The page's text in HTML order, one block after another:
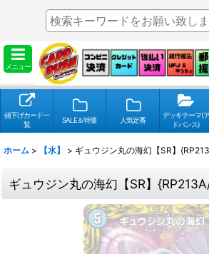
メニュー
値下げカード一
覧
SALE＆特価 人気定番
デッキテーマ(ア
ドバンス)
ホーム > 【水】 > ギュウジン丸の海幻【SR】
ギュウジン丸の海幻【SR】